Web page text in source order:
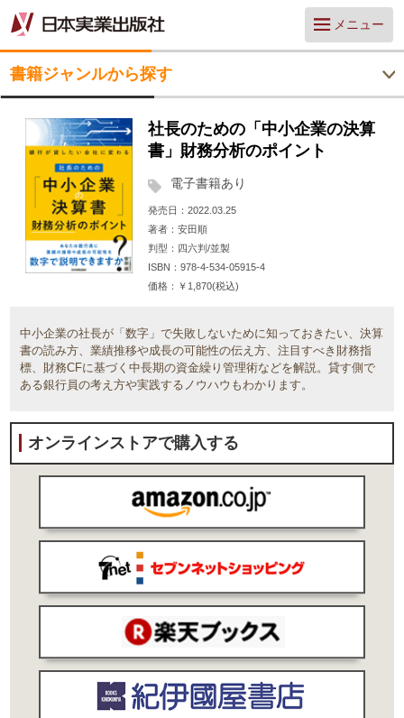
メニュー
書籍ジャンルから探す
社長のための「中小企業の決算
書」財務分析のポイント
電子書籍あり
発売日
2022.03.25
著者
安田順
判型
四六判/並製
ISBN
978-4-534-05915-4
価格
￥1,870(税込)
中小企業の社長が「数字」で失敗しないために知っておきたい、決算
書の読み方、業績推移や成長の可能性の伝え方、注目すべき財務指
標、財務CFに基づく中長期の資金繰り管理術などを解説。貸す側で
ある銀行員の考え方や実践するノウハウもわかります。
オンラインストアで購入する